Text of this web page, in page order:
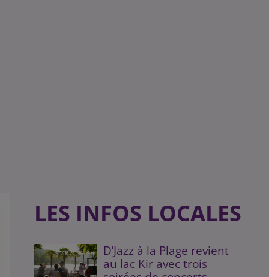
LES INFOS LOCALES
D’Jazz à la Plage revient
au lac Kir avec trois